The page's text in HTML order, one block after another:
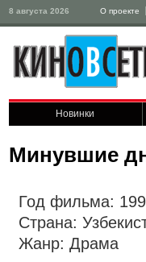
8 августа 2026 О проекте
Новинки
Минувшие
Год фильма:
Страна:
Жанр: Драма